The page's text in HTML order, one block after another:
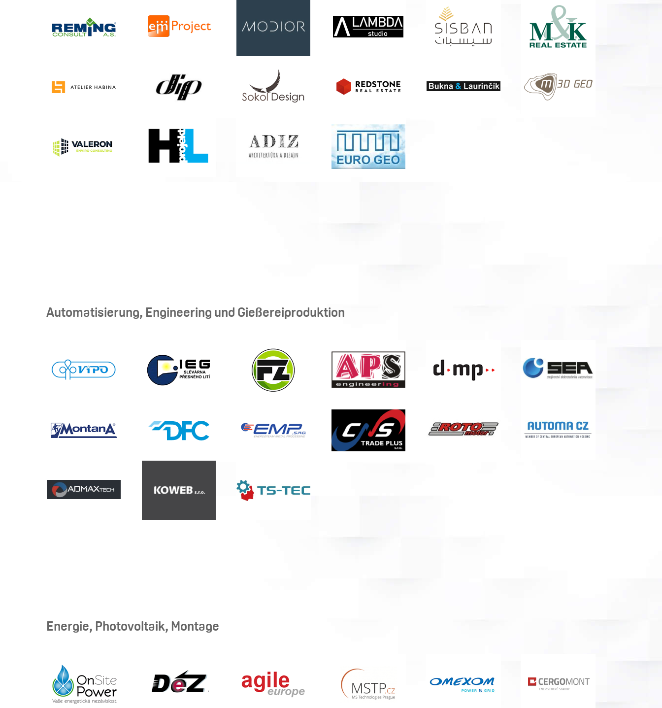
Automatisierung, Engineering und Gießereiproduktion
Energie, Photovoltaik, Montage